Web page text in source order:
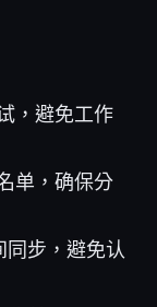
，避免工作
单，确保分
步，避免认